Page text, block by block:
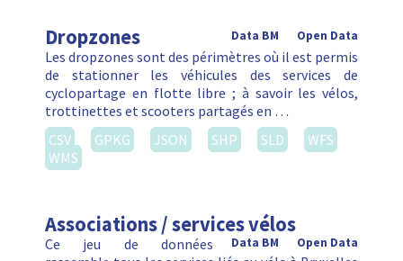
Dropzones Open Data
Data BM
Les dropzones sont des périmètres où il est permis
de stationner les véhicules des services de
cyclopartage en flotte libre ; à savoir les vélos,
trottinettes et scooters partagés en …
CSV
GPKG JSON SHP SLD
WFS
WMS
Associations / services vélos
Open Data
Data BM
Ce jeu de données